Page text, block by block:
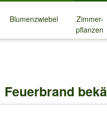
Blumenzwiebeln
↓
Zimmer-
pflanzen
↓
Feuerbrand